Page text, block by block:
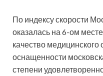
По индексу скорости
оказалась на 6-ом
качество
оснащенности
степени